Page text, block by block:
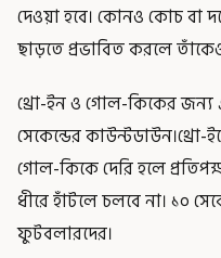
দেওয়া হবে। কোনও কোচ বা
ছাড়তে প্রভাবিত করলে তাঁকেও
থ্রো-ইন ও গোল-কিকের জন্য
সেকেন্ডের কাউন্টডাউন।থ্রো-
গোল-কিকে দেরি হলে
ধীরে হাঁটলে চলবে না। ১০
ফুটবলারদের।